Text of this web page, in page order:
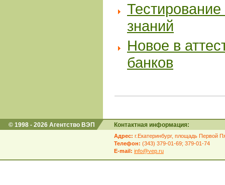
знаний
Новое в
банков
© 1998 - 2026 Агентство ВЭП Контактная информация:
Адрес: г.Екатеринбург, площадь Первой
Телефон: (343) 379-01-69; 379-01-74
E-mail: info@vep.ru